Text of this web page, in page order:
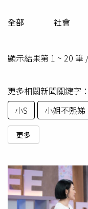
全部 社會
顯示結果第 1 ~ 20 筆
更多相關新聞關鍵字：
小S
小姐不熙娣
更多